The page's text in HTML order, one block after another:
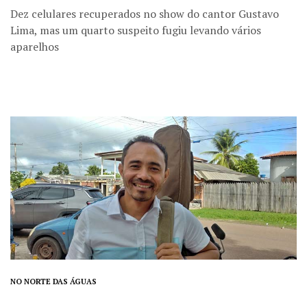
Dez celulares recuperados no show do cantor Gustavo
Lima, mas um quarto suspeito fugiu levando vários
aparelhos
NO NORTE DAS ÁGUAS